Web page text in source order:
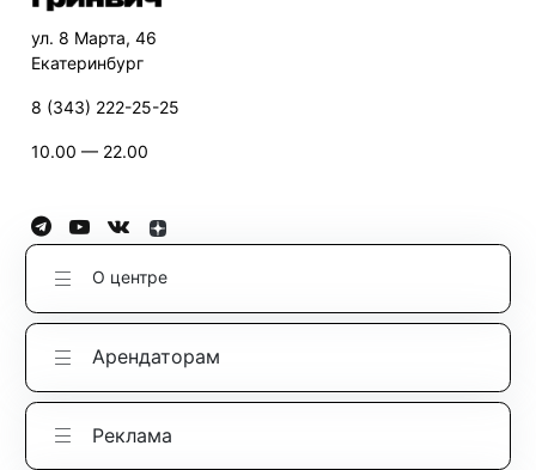
ул. 8 Марта, 46
Екатеринбург
8 (343) 222-25-25
10.00 — 22.00
О центре
Арендаторам
Реклама